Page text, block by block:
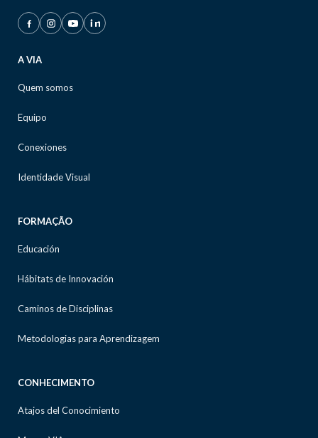
A VIA
Quem somos
Equipo
Conexiones
Identidade Visual
FORMAÇÃO
Educación
Hábitats de Innovación
Caminos de Disciplinas
Metodologias para Aprendizagem
CONHECIMENTO
Atajos del Conocimiento